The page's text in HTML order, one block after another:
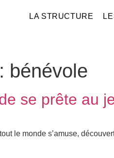
LA STRUCTURE
bénévole
se prête au
le monde s’amuse,